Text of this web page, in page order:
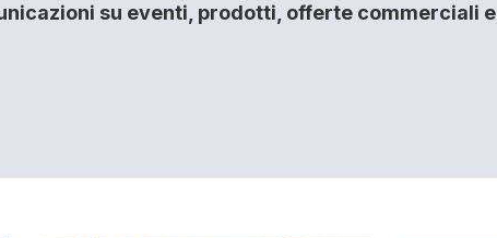
su eventi, prodotti, offerte commerciali e